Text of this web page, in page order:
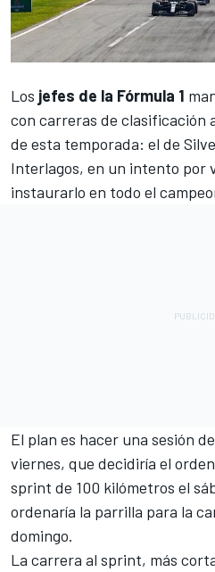
Los jefes de la Fórmula 1
con carreras de clasificación
de esta temporada: el de
Interlagos, en un intento por
instaurarlo en todo el
El plan es hacer una sesión
viernes, que decidiría el
sprint de 100 kilómetros el
ordenaría la parrilla para la
domingo.
La carrera al sprint, más